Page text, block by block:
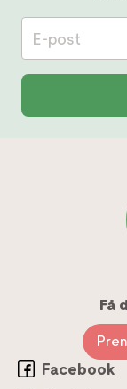
E-post
Få
Facebook